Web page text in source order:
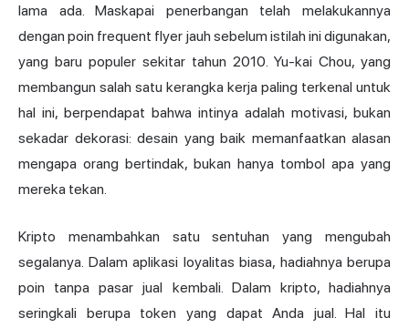
lama ada. Maskapai penerbangan telah melakukannya
dengan poin frequent flyer jauh sebelum istilah ini digunakan,
yang baru populer sekitar tahun 2010. Yu-kai Chou, yang
membangun salah satu kerangka kerja paling terkenal untuk
hal ini, berpendapat bahwa intinya adalah motivasi, bukan
sekadar dekorasi: desain yang baik memanfaatkan alasan
mengapa orang bertindak, bukan hanya tombol apa yang
mereka tekan.
Kripto menambahkan satu sentuhan yang mengubah
segalanya. Dalam aplikasi loyalitas biasa, hadiahnya berupa
poin tanpa pasar jual kembali. Dalam kripto, hadiahnya
seringkali berupa token yang dapat Anda jual. Hal itu